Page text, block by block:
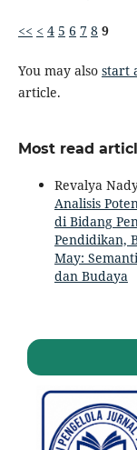
<< < 4 5 6 7 8 9
You may also start
article.
Most read
Revalya
Analisis
di Bidang
Pendidikan,
May:
dan Budaya